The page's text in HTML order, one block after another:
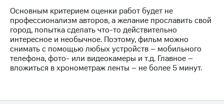
Раскрытие
информации
Информация
акционерам
Документы
ПАО
"МТС"
Личный
Основным критерием оценки работ будет не
профессионализм авторов, а желание прославить свой
город, попытка сделать что-то действительно
интересное и необычное. Поэтому, фильм можно
снимать с помощью любых устройств – мобильного
телефона, фото- или видеокамеры и т.д. Главное –
вложиться в хронометраж ленты – не более 5 минут.